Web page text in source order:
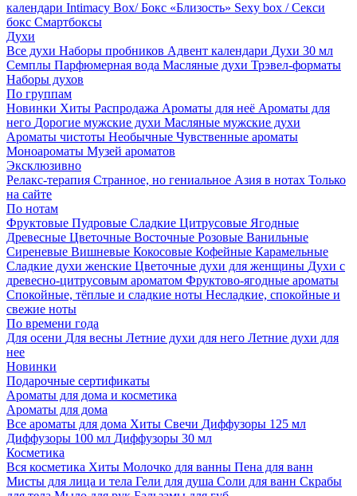
календари Intimacy Box/ Бокс «Близость» Sexy box / Секси
бокс Смартбоксы
Духи
Все духи Наборы пробников Адвент календари Духи 30 мл
Семплы Парфюмерная вода Масляные духи Трэвел-форматы
Наборы духов
По группам
Новинки Хиты Распродажа Ароматы для неё Ароматы для
него Дорогие мужские духи Масляные мужские духи
Ароматы чистоты Необычные Чувственные ароматы
Моноароматы Музей ароматов
Эксклюзивно
Релакс-терапия Странное, но гениальное Азия в нотах Только
на сайте
По нотам
Фруктовые Пудровые Сладкие Цитрусовые Ягодные
Древесные Цветочные Восточные Розовые Ванильные
Сиреневые Вишневые Кокосовые Кофейные Карамельные
Сладкие духи женские Цветочные духи для женщины Духи с
древесно-цитрусовым ароматом Фруктово-ягодные ароматы
Спокойные, тёплые и сладкие ноты Несладкие, спокойные и
свежие ноты
По времени года
Для осени Для весны Летние духи для него Летние духи для
нее
Новинки
Подарочные сертификаты
Ароматы для дома и косметика
Ароматы для дома
Все ароматы для дома Хиты Свечи Диффузоры 125 мл
Диффузоры 100 мл Диффузоры 30 мл
Косметика
Вся косметика Хиты Молочко для ванны Пена для ванн
Мисты для лица и тела Гели для душа Соли для ванн Скрабы